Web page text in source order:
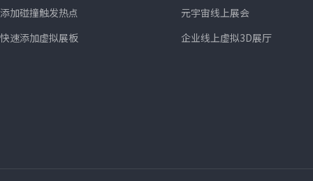
添加碰撞触发热点
快速添加虚拟展板
元宇宙线上展会
企业线上虚拟3D展厅